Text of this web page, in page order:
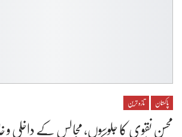
پاکستان تازہ ترین
محسن نقوی کا جلوسوں، مجالس کے داخلی و